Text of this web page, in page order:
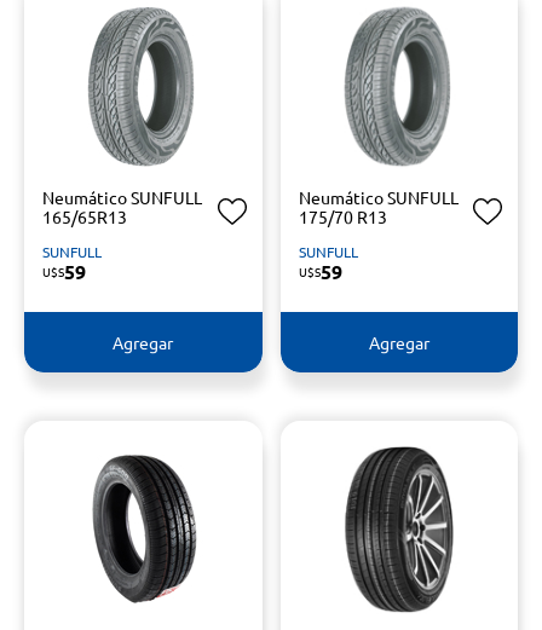
Neumático SUNFULL
165/65R13
SUNFULL
U$S59
Agregar
Neumático SUNFULL
175/70 R13
SUNFULL
U$S59
Agregar